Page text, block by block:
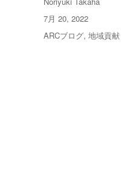
稿
投
稿
7月 20, 2022
カ
ARCブログ, 地域貢献